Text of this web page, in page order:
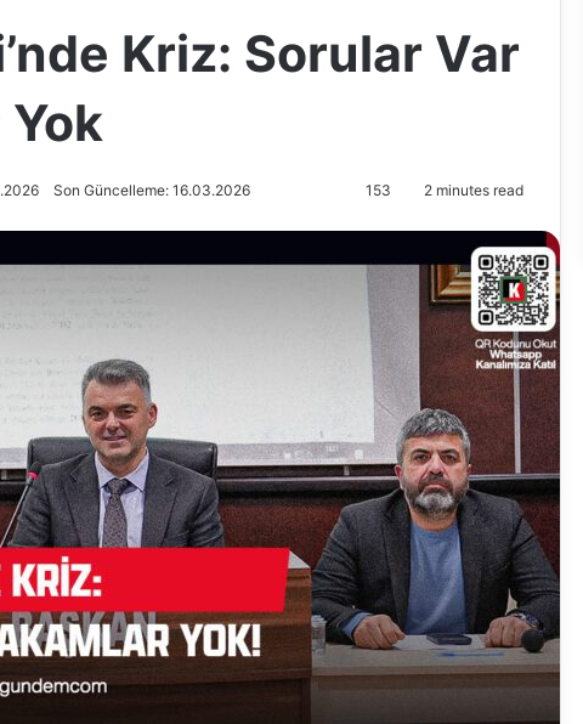
Kriz: Sorular Var
Son Güncelleme: 16.03.2026 153 2 minutes read